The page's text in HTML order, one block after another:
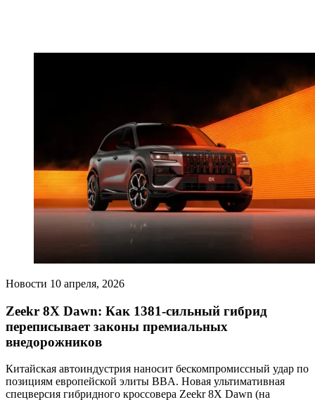
Новости 10 апреля, 2026
Zeekr 8X Dawn: Как 1381-сильный гибрид
переписывает законы премиальных
внедорожников
Китайская автоиндустрия наносит бескомпромиссный удар по
позициям европейской элиты BBA. Новая ультимативная
спецверсия гибридного кроссовера Zeekr 8X Dawn (на